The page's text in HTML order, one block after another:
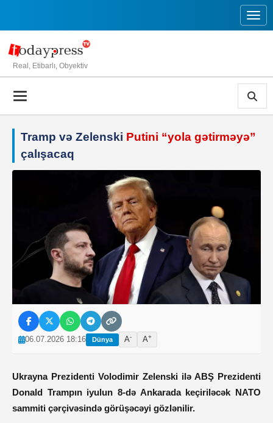
Real, Etibarlı, Obyektiv
Tramp və Zelenski Putini “yola gətirməyə”
çalışacaq
06.07.2026 18:16 Dünya A- A+
Ukrayna Prezidenti Volodimir Zelenski ilə ABŞ Prezidenti
Donald Trampın iyulun 8-də Ankarada keçiriləcək NATO
sammiti çərçivəsində görüşəcəyi gözlənilir.